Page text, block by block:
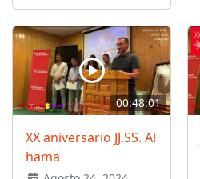
00:48:01
XX aniversario JJ.SS. Al
hama